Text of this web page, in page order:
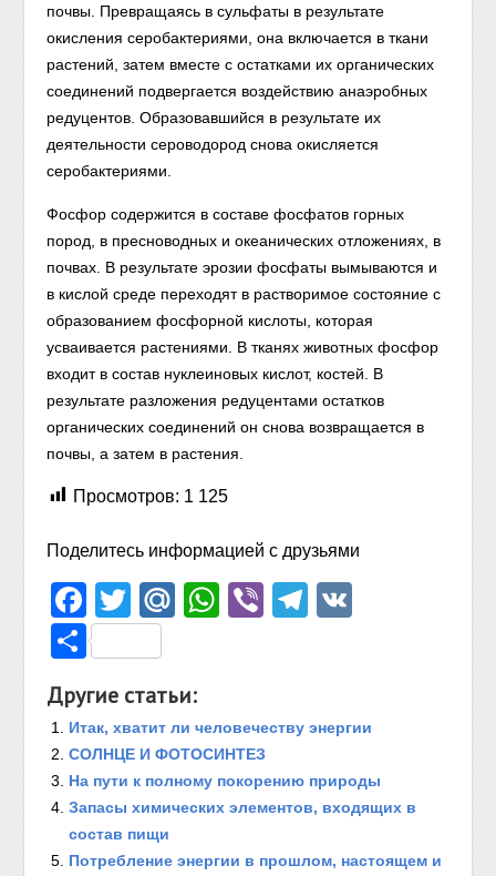
почвы. Превращаясь в сульфаты в результате
окисления серобактериями, она включается в ткани
растений, затем вместе с остатками их органических
соединений подвергается воздействию анаэробных
редуцентов. Образовавшийся в результате их
деятельности сероводород снова окисляется
серобактериями.
Фосфор содержится в составе фосфатов горных
пород, в пресноводных и океанических отложениях, в
почвах. В результате эрозии фосфаты вымываются и
в кислой среде переходят в растворимое состояние с
образованием фосфорной кислоты, которая
усваивается растениями. В тканях животных фосфор
входит в состав нуклеиновых кислот, костей. В
результате разложения редуцентами остатков
органических соединений он снова возвращается в
почвы, а затем в растения.
Просмотров: 1 125
Поделитесь информацией с друзьями
Facebook
TwitterMail.Ru
WhatsApp
ViberTelegram
Отправить
Другие статьи:
Итак, хватит ли человечеству энергии
СОЛНЦЕ И ФОТОСИНТЕЗ
На пути к полному покорению природы
Запасы химических элементов, входящих в
состав пищи
Потребление энергии в прошлом, настоящем и